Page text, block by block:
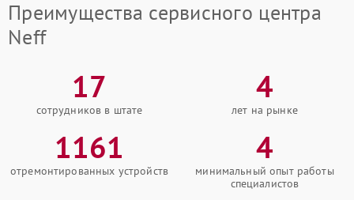
Преимущества сервисного центра
Neff
17
сотрудников в штате
4
лет на рынке
1161
отремонтированных устройств
4
минимальный опыт работы
специалистов